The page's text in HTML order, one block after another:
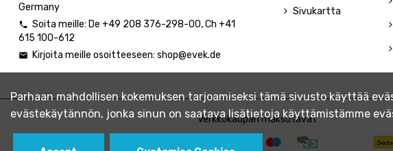
Germany
 Soita meille: De +49 208 376-298-00, Ch +41
615 100-612
 Kirjoita meille osoitteeseen: shop@evek.de
Sivukartta
Verkkokaupan maksutavat
Parhaan mahdollisen kokemuksen tarjoamiseksi tämä sivusto käyttää
evästekäytännön, jonka sinun on saatava lisätietoja käyttämistämme